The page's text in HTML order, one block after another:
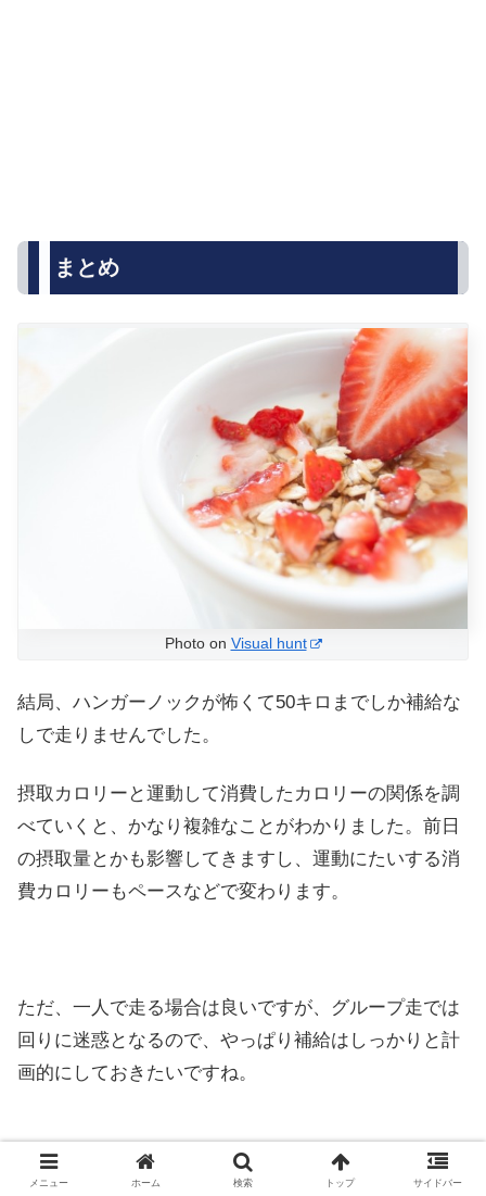
まとめ
Photo on Visual hunt
結局、ハンガーノックが怖くて50キロまでしか補給な
しで走りませんでした。
摂取カロリーと運動して消費したカロリーの関係を調
べていくと、かなり複雑なことがわかりました。前日
の摂取量とかも影響してきますし、運動にたいする消
費カロリーもペースなどで変わります。
ただ、一人で走る場合は良いですが、グループ走では
回りに迷惑となるので、やっぱり補給はしっかりと計
画的にしておきたいですね。
スポンサーリンク
メニュー ホーム 検索 トップ サイドバー